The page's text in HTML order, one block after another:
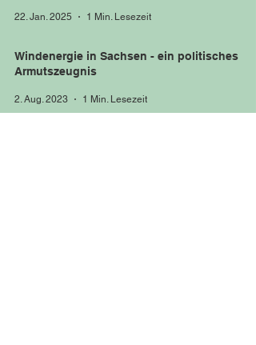
22. Jan. 2025 1 Min. Lesezeit
Windenergie in Sachsen - ein politisches
Armutszeugnis
2. Aug. 2023 1 Min. Lesezeit